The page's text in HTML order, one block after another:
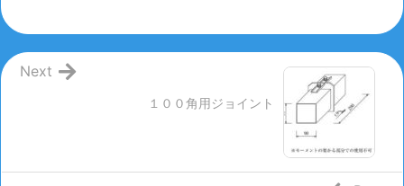
１００角用ジョイント
Next